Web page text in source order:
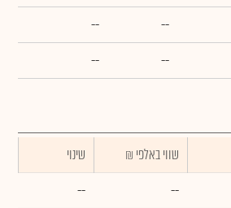
--
--
--
--
₪ שווי באלפי
שינוי
--
--